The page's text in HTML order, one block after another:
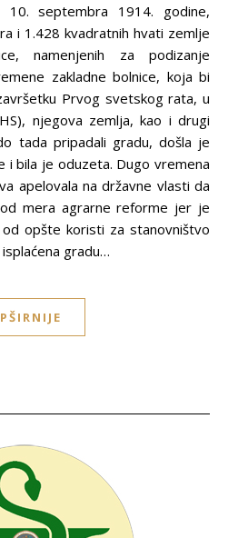
10. septembra 1914. godine,
i 1.428 kvadratnih hvati zemlje
namenjenih za podizanje
zakladne bolnice, koja bi
Prvog svetskog rata, u
njegova zemlja, kao i drugi
tada pripadali gradu, došla je
bila je oduzeta. Dugo vremena
apelovala na državne vlasti da
mera agrarne reforme jer je
opšte koristi za stanovništvo
gradu…